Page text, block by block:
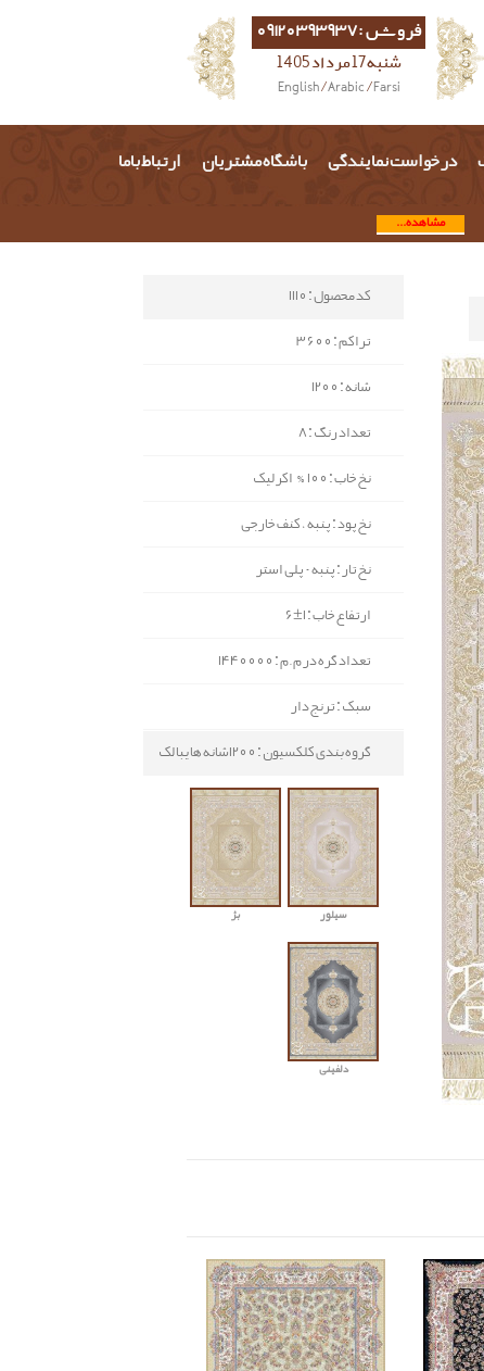
فروش :09120393937
شنبه 17 مرداد 1405
English/ Arabic / Farsi
درخواست نمایندگی باشگاه مشتریان ارتباط باما
مشاهده...
کد محصول : 1110
تراکم : 3600
شانه : 1200
تعداد رنگ : 8
نخ خاب : 100% اکرلیک
نخ پود : پنبه ، کنف خارجی
نخ تار : پنبه - پلی استر
ارتفاع خاب : 1±6
تعداد گره در م.م : 1440000
سبک : ترنج دار
گروه بندی کلکسیون : 1200شانه هایبالک
سیلور بژ
دلفینی